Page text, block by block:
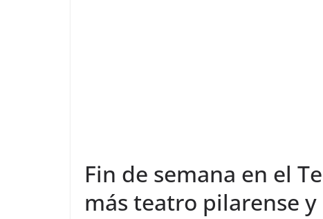
Fin de semana en el
más teatro pilarense